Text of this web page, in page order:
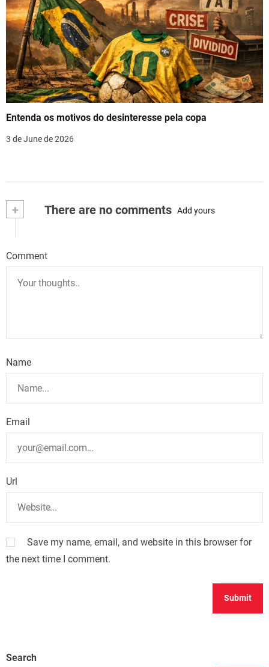
Entenda os motivos do desinteresse pela copa
3 de June de 2026
+ There are no comments Add yours
Comment
Name
Email
Url
Save my name, email, and website in this browser for
the next time I comment.
Search